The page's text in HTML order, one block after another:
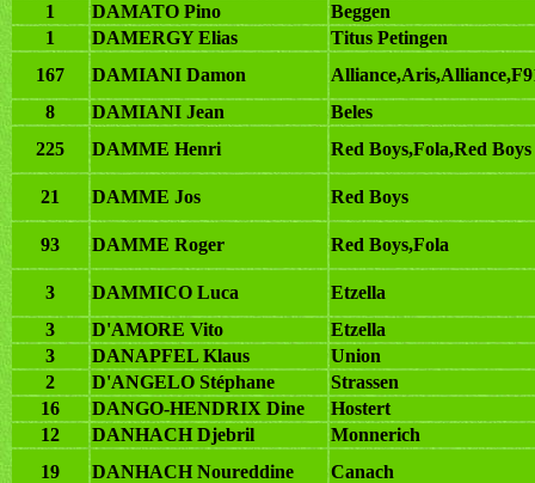
1
DAMATO Pino
Beggen
1
DAMERGY Elias
Titus Petingen
167
DAMIANI Damon
8
DAMIANI Jean
Beles
225
DAMME Henri Red Boys,Fola,Red Boys
21 DAMME Jos Red Boys
93 DAMME Roger Red Boys,Fola
3 DAMMICO Luca
Etzella
3
D'AMORE Vito
Etzella
3
DANAPFEL Klaus
Union
2
D'ANGELO Stéphane
Strassen
16
DANGO-HENDRIX Dine
Hostert
12
DANHACH Djebril
Monnerich
19
DANHACH Noureddine Canach